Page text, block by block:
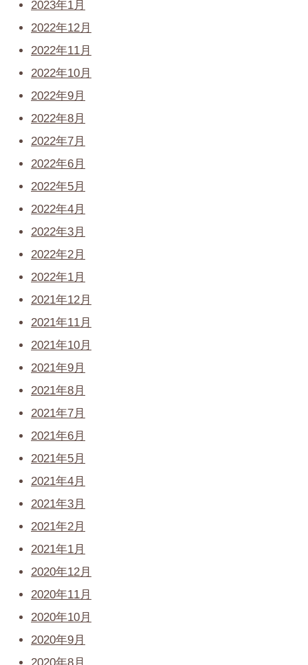
2023年1月
2022年12月
2022年11月
2022年10月
2022年9月
2022年8月
2022年7月
2022年6月
2022年5月
2022年4月
2022年3月
2022年2月
2022年1月
2021年12月
2021年11月
2021年10月
2021年9月
2021年8月
2021年7月
2021年6月
2021年5月
2021年4月
2021年3月
2021年2月
2021年1月
2020年12月
2020年11月
2020年10月
2020年9月